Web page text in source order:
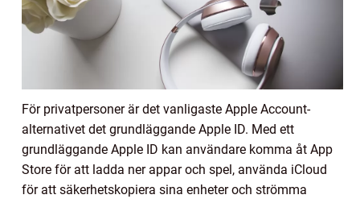
För privatpersoner är det vanligaste Apple Account-
alternativet det grundläggande Apple ID. Med ett
grundläggande Apple ID kan användare komma åt App
Store för att ladda ner appar och spel, använda iCloud
för att säkerhetskopiera sina enheter och strömma